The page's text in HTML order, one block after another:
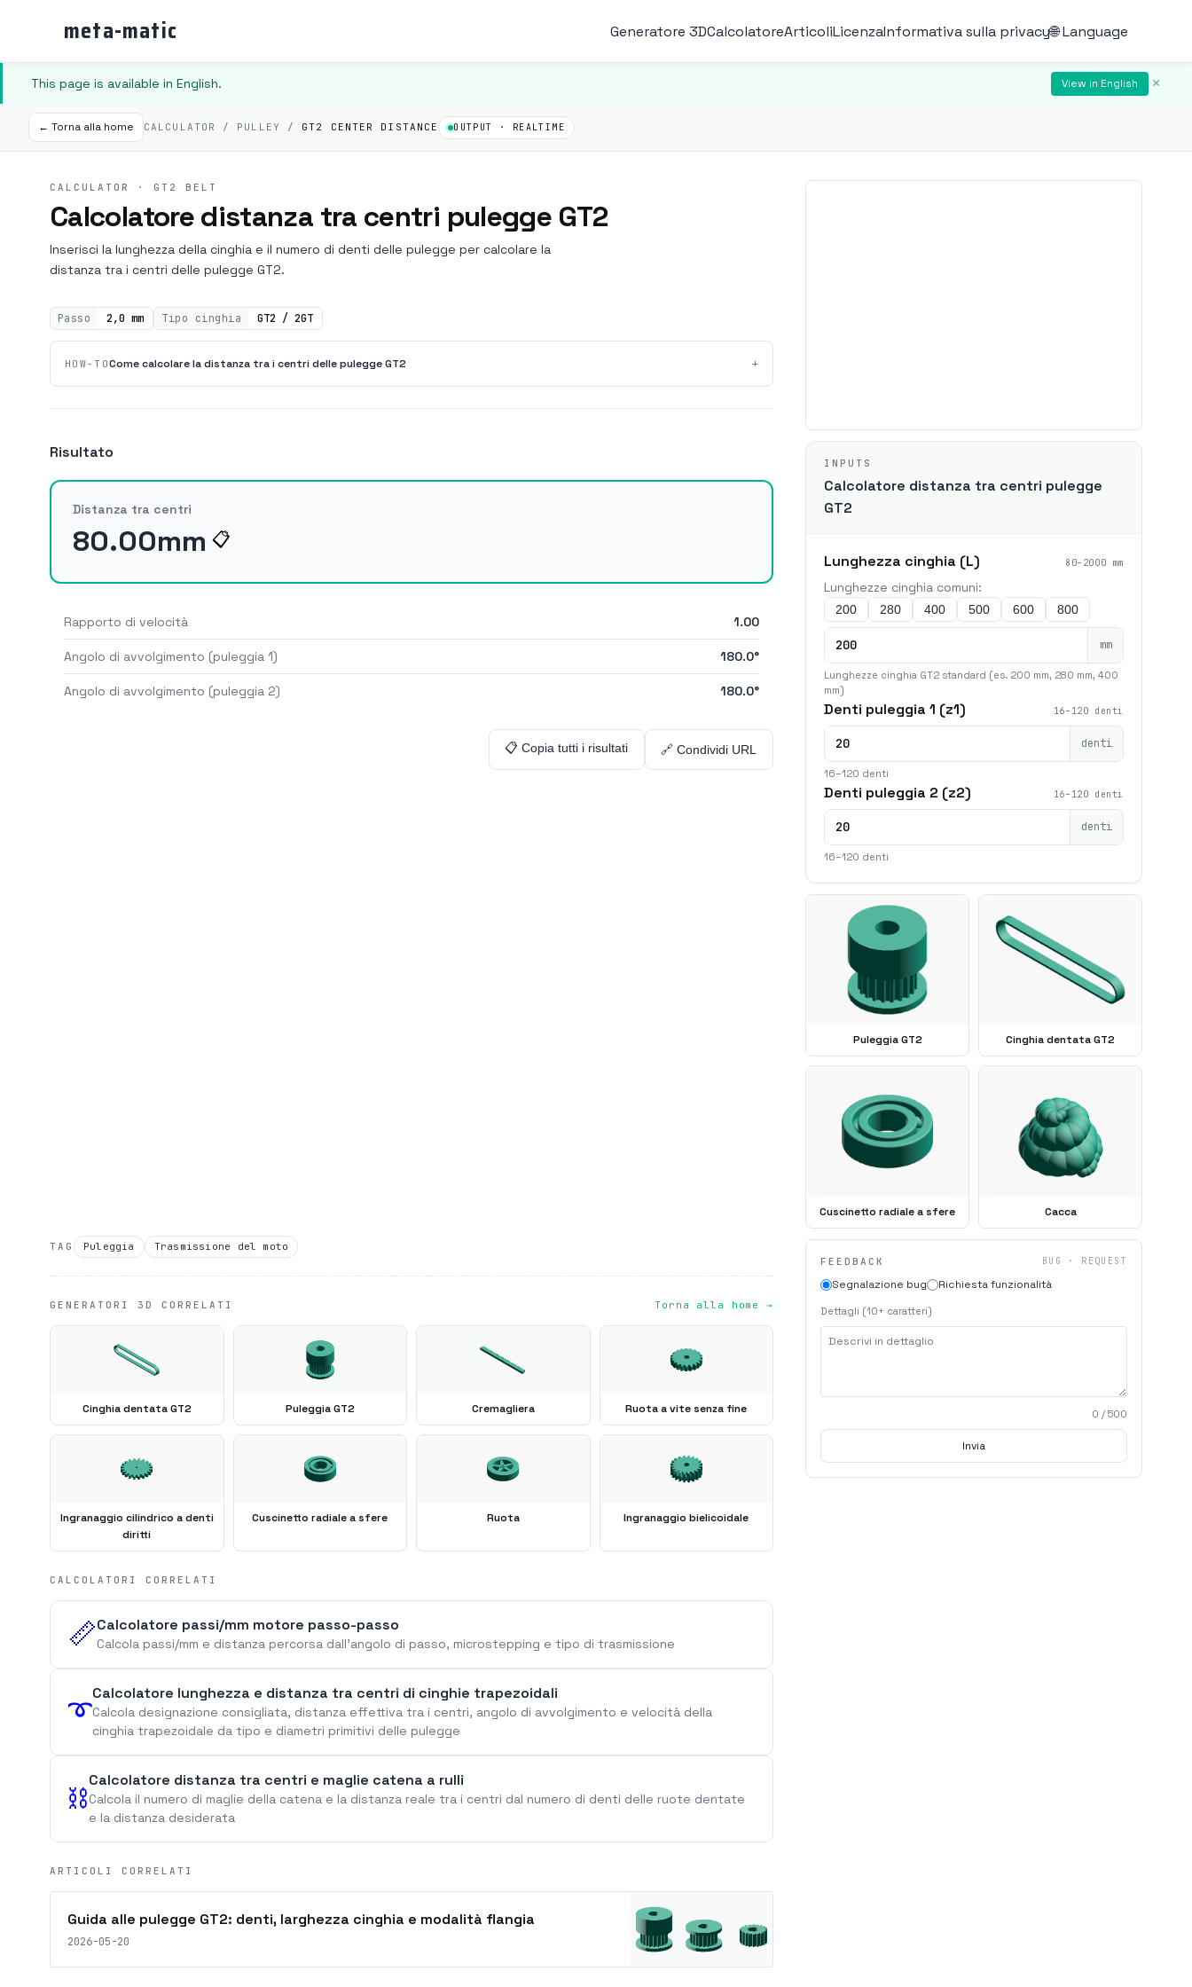
meta-matic Generatore 3DCalcolatoreArticoliLicenzaInformativa sulla privacy🌐 Language
This page is available in English. View in English ×
← Torna alla home CALCULATOR / PULLEY / GT2 CENTER DISTANCE OUTPUT · REALTIME
CALCULATOR · GT2 BELT
Calcolatore distanza tra centri pulegge GT2
Inserisci la lunghezza della cinghia e il numero di denti delle pulegge per calcolare la
distanza tra i centri delle pulegge GT2.
Passo 2,0 mm Tipo cinghia GT2 / 2GT
HOW-TOCome calcolare la distanza tra i centri delle pulegge GT2 +
Risultato
Distanza tra centri
80.00mm 📋
Rapporto di velocità 1.00
Angolo di avvolgimento (puleggia 1) 180.0°
Angolo di avvolgimento (puleggia 2) 180.0°
📋 Copia tutti i risultati 🔗 Condividi URL
TAG Puleggia Trasmissione del moto
GENERATORI 3D CORRELATI Torna alla home →
Cinghia dentata GT2 Puleggia GT2 Cremagliera Ruota a vite senza fine
Ingranaggio cilindrico a denti
diritti
Cuscinetto radiale a sfere Ruota Ingranaggio bielicoidale
CALCOLATORI CORRELATI
📏Calcolatore passi/mm motore passo-passo
Calcola passi/mm e distanza percorsa dall'angolo di passo, microstepping e tipo di trasmissione
➰
Calcolatore lunghezza e distanza tra centri di cinghie trapezoidali
Calcola designazione consigliata, distanza effettiva tra i centri, angolo di avvolgimento e velocità della
cinghia trapezoidale da tipo e diametri primitivi delle pulegge
⛓️
Calcolatore distanza tra centri e maglie catena a rulli
Calcola il numero di maglie della catena e la distanza reale tra i centri dal numero di denti delle ruote dentate
e la distanza desiderata
ARTICOLI CORRELATI
Guida alle pulegge GT2: denti, larghezza cinghia e modalità flangia
2026-05-20
INPUTS
Calcolatore distanza tra centri pulegge
GT2
Lunghezza cinghia (L) 80–2000 mm
Lunghezze cinghia comuni:
200 280 400 500 600 800
mm
Lunghezze cinghia GT2 standard (es. 200 mm, 280 mm, 400
mm)
Denti puleggia 1 (z1) 16–120 denti
denti
16–120 denti
Denti puleggia 2 (z2) 16–120 denti
denti
16–120 denti
Puleggia GT2 Cinghia dentata GT2
Cuscinetto radiale a sfere Cacca
FEEDBACK BUG · REQUEST
Segnalazione bug Richiesta funzionalità
Dettagli (10+ caratteri)
0 / 500
Invia